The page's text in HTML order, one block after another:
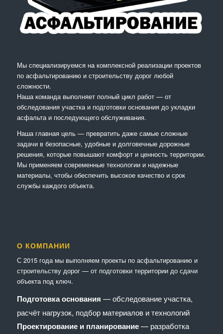
Мы специализируемся на комплексной реализации проектов
по асфальтированию и строительству дорог любой
сложности.
Наша команда выполняет полный цикл работ — от
обследования участка и подготовки основания до укладки
асфальта и последующего обслуживания.
Наша главная цель — превратить даже самые сложные
задачи в безопасные, удобные и долговечные дорожные
решения, которые повышают комфорт и ценность территории.
Мы применяем современные технологии и надежные
материалы, чтобы обеспечить высокое качество и срок
службы каждого объекта.
О КОМПАНИИ
С 2015 года мы выполняем проекты по асфальтированию и
строительству дорог — от подготовки территории до сдачи
объекта под ключ.
Подготовка основания — обследование участка,
расчёт нагрузок, подбор материалов и технологий
Проектирование и планирование— разработка